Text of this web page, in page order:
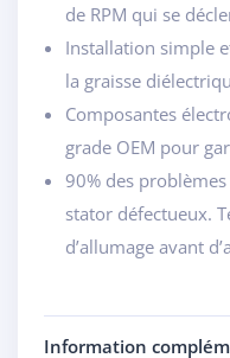
de RPM qui se
Installation simple
la graisse
Composantes
grade OEM pour
90% des
stator défectueux.
d’allumage avant
Information